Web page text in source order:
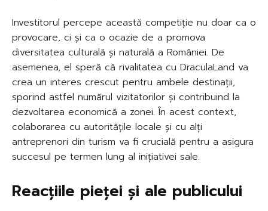
Investitorul percepe această competiție nu doar ca o
provocare, ci și ca o ocazie de a promova
diversitatea culturală și naturală a României. De
asemenea, el speră că rivalitatea cu DraculaLand va
crea un interes crescut pentru ambele destinații,
sporind astfel numărul vizitatorilor și contribuind la
dezvoltarea economică a zonei. În acest context,
colaborarea cu autoritățile locale și cu alți
antreprenori din turism va fi crucială pentru a asigura
succesul pe termen lung al inițiativei sale.
Reacțiile pieței și ale publicului